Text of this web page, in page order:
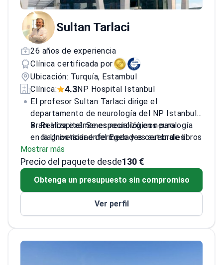
Sultan Tarlaci
26 años de experiencia
Clínica certificada por
Ubicación: Turquía, Estambul
Clínica:
4.3NP Hospital Istanbul
El profesor Sultan Tarlaci dirige el
departamento de neurología del NP Istanbul
Brain Hospital. Se especializó en neurología
en la Universidad del Egeo y es autor de libros
de texto sobre neurociencia clínica.
Realiza exámenes neurológicos para
diagnosticar enfermedades cerebrales
crónicas y degenerativas
Especializado en epilepsia compleja,
neurovasculares como el ictus
cerebral y práctica clínica
Mostrar más
Precio del paquete desde130 €
Obtenga un presupuesto sin compromiso
Ver perfil